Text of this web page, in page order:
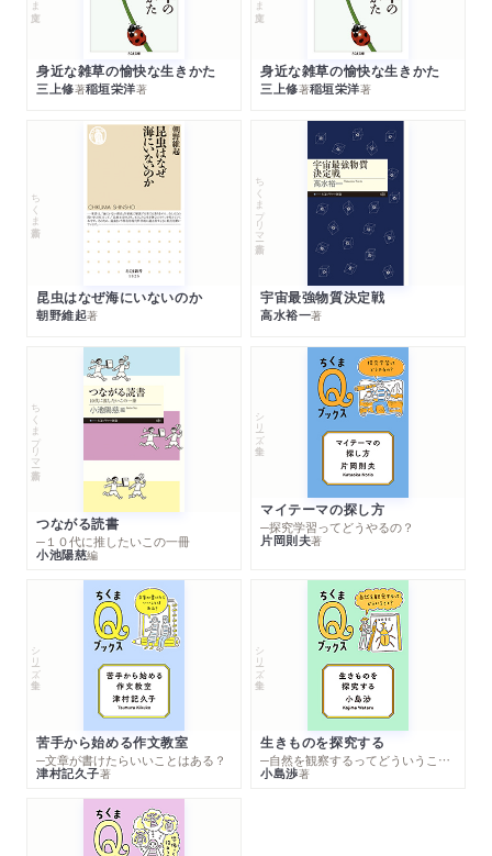
身近な雑草の愉快な生きかた
三上修著稲垣栄洋著
身近な雑草の愉快な生きかた
三上修著稲垣栄洋著
ちくま新書
昆虫はなぜ海にいないのか
朝野維起著
ちくまプリマー新書
宇宙最強物質決定戦
高水裕一著
ちくまプリマー新書
つながる読書
─１０代に推したいこの一冊
小池陽慈編
シリーズ・全集
マイテーマの探し方
─探究学習ってどうやるの？
片岡則夫著
シリーズ・全集
苦手から始める作文教室
─文章が書けたらいいことはある？
津村記久子著
シリーズ・全集
生きものを探究する
─自然を観察するってどういうこと？
小島渉著